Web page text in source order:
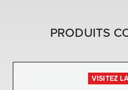
PRODUITS
VISITEZ